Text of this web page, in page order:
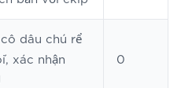
dâu chú rể
xác nhận
0